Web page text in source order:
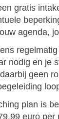
gratis
agenda,
nodig en je
geen
plan is
euro per